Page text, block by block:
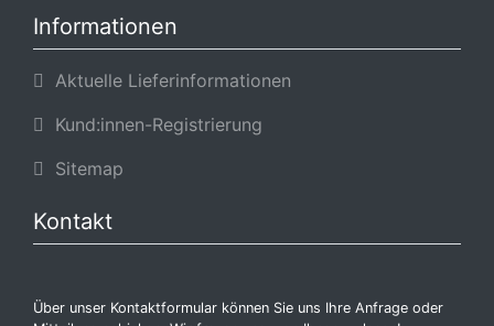
Informationen
Aktuelle Lieferinformationen
Kund:innen-Registrierung
Sitemap
Kontakt
Über unser Kontaktformular können Sie uns Ihre Anfrage oder